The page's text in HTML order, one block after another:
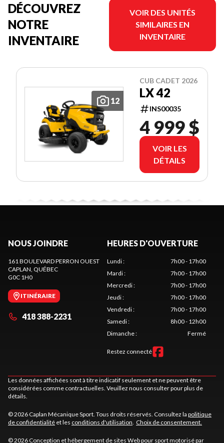
DÉCOUVREZ
NOTRE
INVENTAIRE
VOIR DES UNITÉS
SIMILAIRES EN
INVENTAIRE
12
CUB CADET 2026
LX 42
INS00035
4 999 $
VOIR LES
DÉTAILS
NOUS JOINDRE
161 BOULEVARD PERRON OUEST
CAPLAN , QUÉBEC
G0C 1H0
ITINÉRAIRE
418 388-2231
HEURES D'OUVERTURE
Lundi:
7h00 - 17h00
Mardi:
7h00 - 17h00
Mercredi:
7h00 - 17h00
Jeudi:
7h00 - 17h00
Vendredi:
7h00 - 17h00
Samedi:
8h00 - 12h00
Dimanche: Fermé
Restez connecté
Les données affichées sont à titre indicatif seulement et ne peuvent être
considérées comme contractuelles. Veuillez nous consulter pour plus de
détails.
© 2026 Caplan Mécanique Sport. Tous droits réservés. Consultez la politique
de confidentialité et les conditions d'utilisation Choix de consentement.
© 2026 Conception et hébergement de sites Web pour sport motorisé par